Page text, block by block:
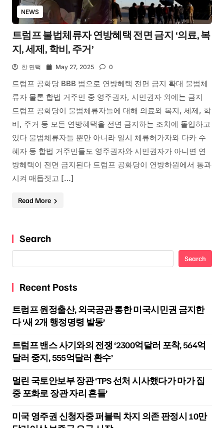
NEWS
트럼프 불법체류자 연방혜택 전면 금지 ‘의료, 복
지, 세제, 학비, 주거’
한 면택 May 27, 2025 0
트럼프 공화당 BBB 법으로 연방혜택 전면 금지 확대 불법체
류자 물론 합법 거주민 중 영주권자, 시민권자 외에는 금지
트럼프 공화당이 불법체류자들에 대해 의료와 복지, 세제, 학
비, 주거 등 모든 연방혜택을 전면 금지하는 조치에 돌입하고
있다 불법체류자들 뿐만 아니라 일시 체류허가자와 다카 수
혜자 등 합법 거주민들도 영주권자와 시민권자가 아니면 연
방혜택이 전면 금지된다 트럼프 공화당이 연방하원에서 통과
시켜 매듭짓고 […]
Read More
Search
Search
Recent Posts
트럼프 원정출산, 외국공관 통한 미국시민권 금지한
다 ‘새 2개 행정명령 발동’
트럼프 밴스 사기와의 전쟁 ‘2300억달러 포착, 564억
달러 중지, 555억달러 환수’
멀린 국토안보부 장관 ‘TPS 선처 시사했다가 마가 집
중 포화로 장관 자리 흔들’
미국 영주권 신청자중 퍼블릭 차지 의존 판정시 10만